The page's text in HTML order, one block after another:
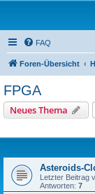
FAQ
Foren-Übersicht
FPGA
Neues Thema
Asteroids-
Letzter Beitrag
Antworten: 7